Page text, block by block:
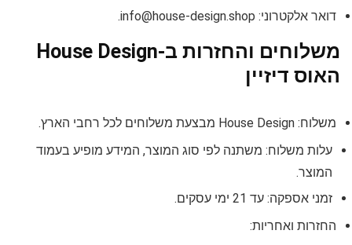
דואר אלקטרוני: info@house-design.shop
.
משלוחים והחזרות ב-House Design
האוס דיזיין
משלוח: House Design מבצעת משלוחים לכל רחבי הארץ.
עלות משלוח: משתנה לפי סוג המוצר, המידע מופיע בעמוד
המוצר.
זמני אספקה: עד 21 ימי עסקים.
החזרות ואחריות: